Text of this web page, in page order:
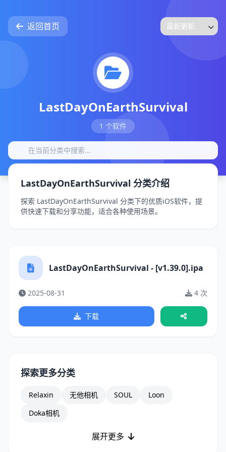
返回首页
LastDayOnEarthSurvival
1 个软件
LastDayOnEarthSurvival 分类介绍
探索 LastDayOnEarthSurvival 分类下的优质iOS软件，提
供快速下载和分享功能，适合各种使用场景。
LastDayOnEarthSurvival - [v1.39.0].ipa
2025-08-31 4 次
下载
探索更多分类
Relaxin 无他相机 SOUL
Loon
Doka相机
展开更多